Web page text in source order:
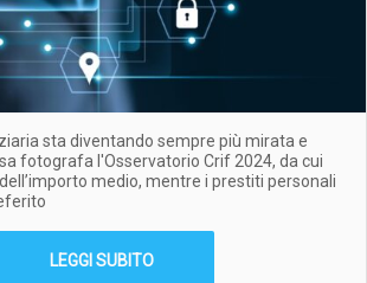
sta diventando sempre più mirata e
fotografa l'Osservatorio Crif 2024, da cui
medio, mentre i prestiti personali
LEGGI SUBITO